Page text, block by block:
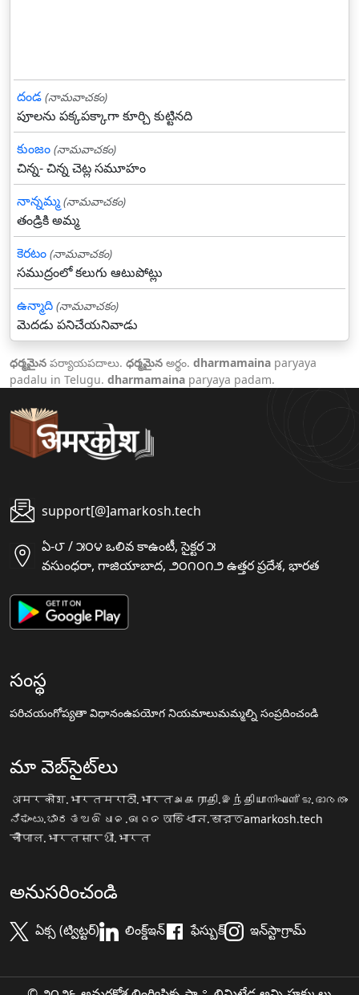
దండ (నామవాచకం)
పూలను పక్కపక్కాగా కూర్చి కుట్టినది
కుంజం (నామవాచకం)
చిన్న- చిన్న చెట్ల సమూహం
నాన్నమ్మ (నామవాచకం)
తండ్రికి అమ్మ
కెరటం (నామవాచకం)
సముద్రంలో కలుగు ఆటుపోట్లు
ఉన్మాది (నామవాచకం)
మెదడు పనిచేయనివాడు
ధర్మమైన పర్యాయపదాలు. ధర్మమైన అర్థం. dharmamaina paryaya
padalu in Telugu. dharmamaina paryaya padam.
support[@]amarkosh.tech
ఏ-౮ / ౫౦౪ ఒలివ కాఉంటీ, సైక్టర ౫
వసుంధరా, గాజియాబాద, ౨౦౧౦౧౨ ఉత్తర ప్రదేశ, భారత
సంస్థ
పరిచయంగోప్యతా విధానంఉపయోగ నియమాలుమమ్మల్ని సంప్రదించండి
మా వెబ్‌సైట్‌లు
अमरकोश.भारतमराठी.भारतஅகராதி.இந்தியாനിഘണ്ടു.ഭാരതം
ನಿಘಂಟು.ಭಾರತ ଅଭିଧାନ.ଭାରତ অভিধান.ভারতamarkosh.tech
चौपाल.भारतसारथी.भारत
అనుసరించండి
ఏక్స (ట్విట్టర్) లింక్డ్ఇన్ ఫేస్బుక్ ఇన్‌స్టాగ్రామ్